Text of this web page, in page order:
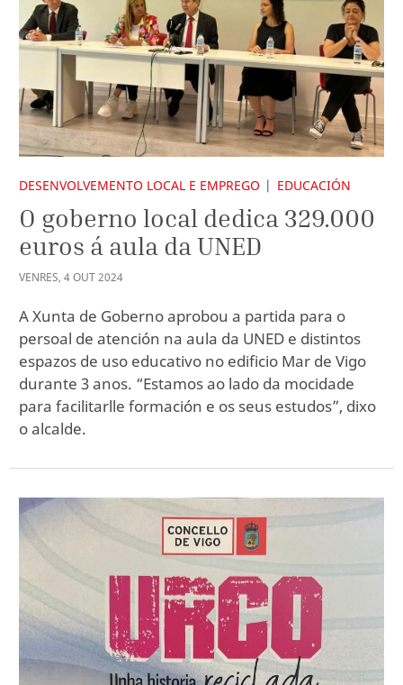
DESENVOLVEMENTO LOCAL E EMPREGO EDUCACIÓN
O goberno local dedica 329.000
euros á aula da UNED
VENRES, 4OUT2024
A Xunta de Goberno aprobou a partida para o
persoal de atención na aula da UNED e distintos
espazos de uso educativo no edificio Mar de Vigo
durante 3 anos. “Estamos ao lado da mocidade
para facilitarlle formación e os seus estudos”, dixo
o alcalde.